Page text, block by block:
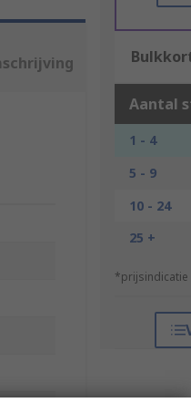
Aantal
1 - 4
5 - 9
10 - 24
25 +
*prijsindicatie